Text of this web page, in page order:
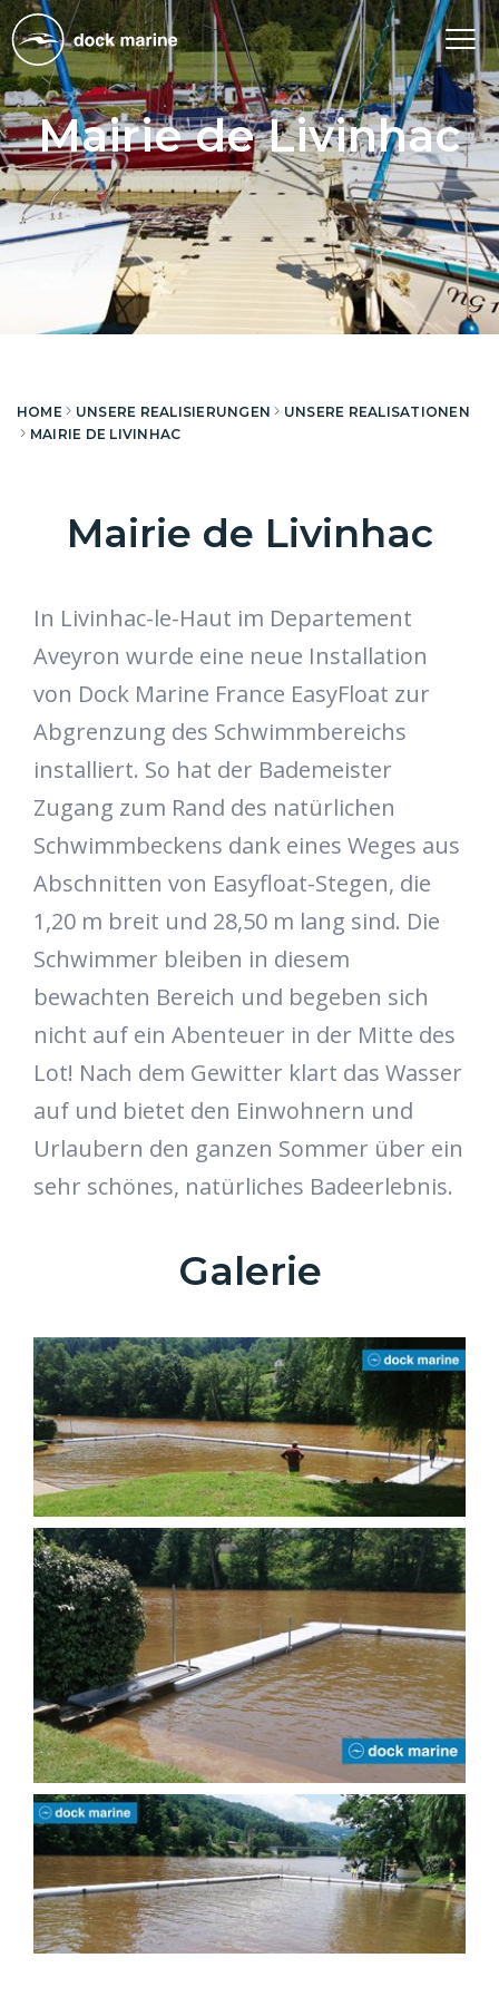
Mairie de Livinhac
HOME UNSERE REALISIERUNGEN
UNSERE REALISATIONEN
MAIRIE DE LIVINHAC
Mairie de Livinhac
In Livinhac-le-Haut im Departement
Aveyron wurde eine neue Installation
von Dock Marine France EasyFloat zur
Abgrenzung des Schwimmbereichs
installiert. So hat der Bademeister
Zugang zum Rand des natürlichen
Schwimmbeckens dank eines Weges aus
Abschnitten von Easyfloat-Stegen, die
1,20 m breit und 28,50 m lang sind. Die
Schwimmer bleiben in diesem
bewachten Bereich und begeben sich
nicht auf ein Abenteuer in der Mitte des
Lot! Nach dem Gewitter klart das Wasser
auf und bietet den Einwohnern und
Urlaubern den ganzen Sommer über ein
sehr schönes, natürliches Badeerlebnis.
Galerie